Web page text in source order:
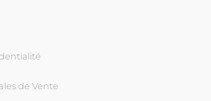
de Vente